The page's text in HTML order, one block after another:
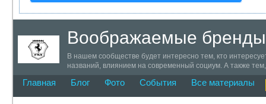
Воображаемые бренды
В нашем сообществе будет интересно тем, кто
названий, влиянием на современный социум. А также
не придуманы имена и бренды. Внимание! Все уже
Главная Блог Фото События Все материалы